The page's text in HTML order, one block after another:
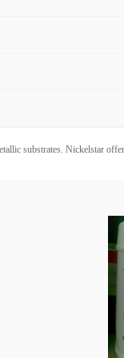
substrates. Nickelstar